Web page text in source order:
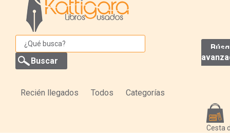
Recién llegados Todos Categorías
Cesta